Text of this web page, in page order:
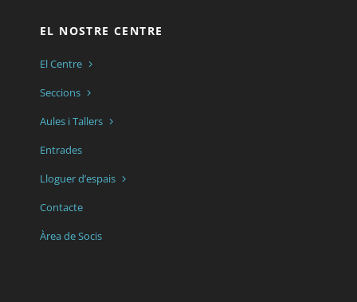
EL NOSTRE CENTRE
El Centre
Seccions
Aules i Tallers
Entrades
Lloguer d’espais
Contacte
Àrea de Socis